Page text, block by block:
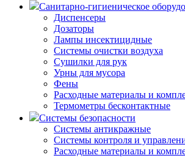
Санитарно-гигиеническое
Диспенсеры
Дозаторы
Лампы инсектицидные
Системы очистки воздуха
Сушилки для рук
Урны для мусора
Фены
Расходные материалы и
Термометры бесконтактные
Системы безопасности
Системы антикражные
Системы контроля и
Расходные материалы и